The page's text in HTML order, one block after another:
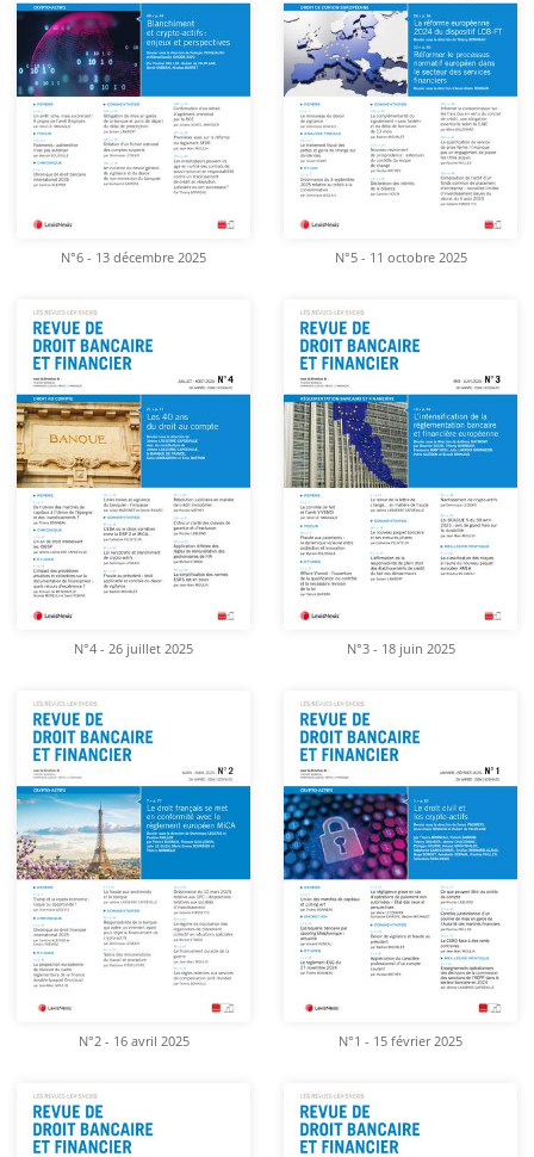
N°6 - 13 décembre 2025 N°5 - 11 octobre 2025
N°4 - 26 juillet 2025 N°3 - 18 juin 2025
N°2 - 16 avril 2025 N°1 - 15 février 2025